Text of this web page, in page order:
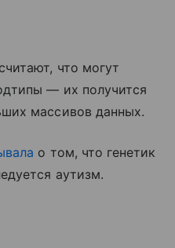
что могут
— их получится
массивов данных.
о том, что генетик
аутизм.